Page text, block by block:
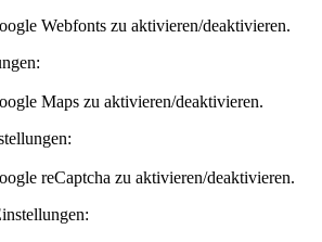
Webfonts zu aktivieren/deaktivieren.
Maps zu aktivieren/deaktivieren.
reCaptcha zu aktivieren/deaktivieren.